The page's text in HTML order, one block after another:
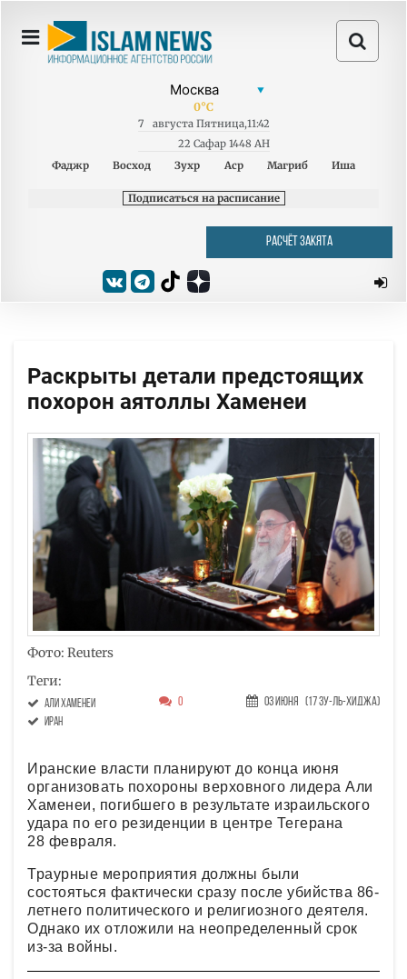
0°C
7 августа Пятница,11:42
22 Сафар 1448 AH
Фаджр
Восход Зухр Аср Магриб Иша
Подписаться на расписание
РАСЧЁТ ЗАКЯТА
Раскрыты детали предстоящих
похорон аятоллы Хаменеи
Фото: Reuters
Теги:
Али Хаменеи
Иран
0 03 Июня (17 Зу-ль-хиджа)
Иранские власти планируют до конца июня
организовать похороны верховного лидера Али
Хаменеи, погибшего в результате израильского
удара по его резиденции в центре Тегерана
28 февраля.
Траурные мероприятия должны были
состояться фактически сразу после убийства 86-
летнего политического и религиозного деятеля.
Однако их отложили на неопределенный срок
из-за войны.